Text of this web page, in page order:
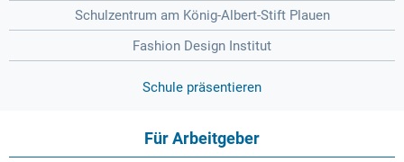
Schulzentrum am König-Albert-Stift Plauen
Fashion Design Institut
Schule präsentieren
Für Arbeitgeber